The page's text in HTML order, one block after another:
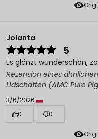
Jolanta
5
Es glänzt wunderschön,
Rezension eines
Lidschatten (AMC Pure
3/6/2026
0
0